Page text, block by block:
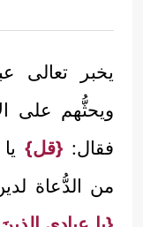
يخبر تعالى
ويحثُّهم على
فقال: {قل}
من الدُّعاة